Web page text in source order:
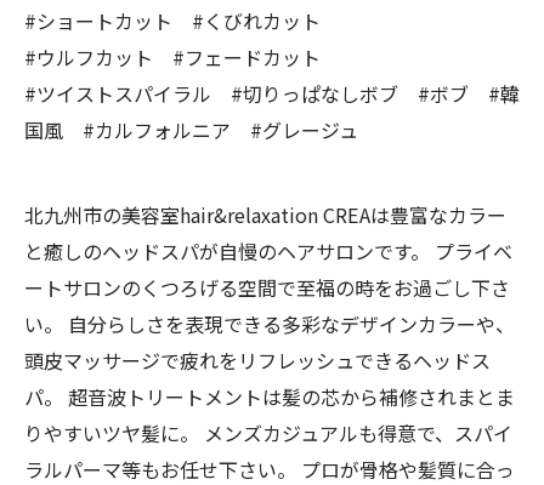
#ショートカット #くびれカット
#ウルフカット #フェードカット
#ツイストスパイラル #切りっぱなしボブ #ボブ #韓
国風 #カルフォルニア #グレージュ
北九州市の美容室hair&relaxation CREAは豊富なカラー
と癒しのヘッドスパが自慢のヘアサロンです。 プライベ
ートサロンのくつろげる空間で至福の時をお過ごし下さ
い。 自分らしさを表現できる多彩なデザインカラーや、
頭皮マッサージで疲れをリフレッシュできるヘッドス
パ。 超音波トリートメントは髪の芯から補修されまとま
りやすいツヤ髪に。 メンズカジュアルも得意で、スパイ
ラルパーマ等もお任せ下さい。 プロが骨格や髪質に合っ